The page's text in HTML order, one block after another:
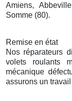
Amiens,
Somme (80).
Remise en état
Nos réparateurs
volets roulants
mécanique
assurons un